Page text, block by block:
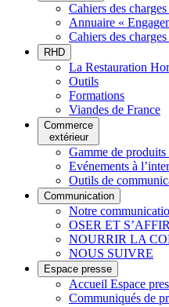
Cahiers des
Annuaire «
Cahiers des
RHD
La Restauration
Outils
Formations
Viandes de France
Commerce
extérieur
Gamme de produits
Evénements à
Outils de
Communication
Notre
OSER ET
NOURRIR LA
NOUS SUIVRE
Espace presse
Accueil Espace
Communiqués de